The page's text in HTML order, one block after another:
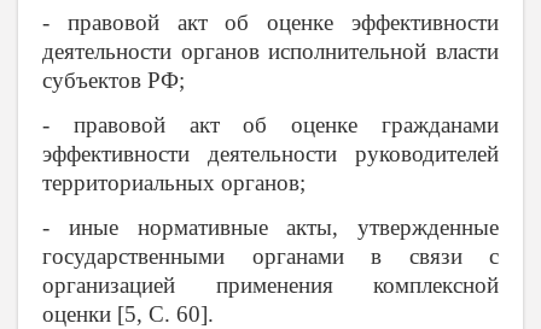
- правовой акт об оценке эффективности
деятельности органов исполнительной власти
субъектов РФ;
- правовой акт об оценке гражданами
эффективности деятельности руководителей
территориальных органов;
- иные нормативные акты, утвержденные
государственными органами в связи с
организацией применения комплексной
оценки [5, С. 60].